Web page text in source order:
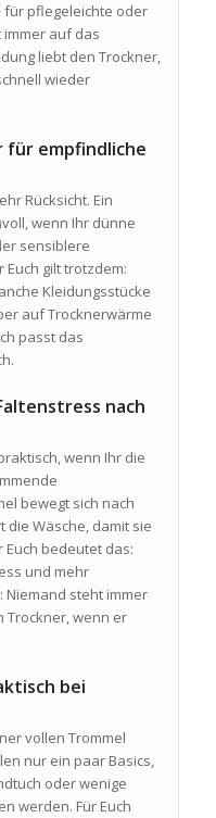
für pflegeleichte oder
auf das
liebt den Trockner,
wieder
für empfindliche
Rücksicht. Ein
wenn Ihr dünne
sensiblere
gilt trotzdem:
Kleidungsstücke
auf Trocknerwärme
passt das
nach
wenn Ihr die
bewegt sich nach
die Wäsche, damit sie
Euch bedeutet das:
und mehr
Niemand steht immer
Trockner, wenn er
bei
vollen Trommel
nur ein paar Basics,
oder wenige
werden. Für Euch